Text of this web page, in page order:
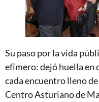
Su paso por la vida
efímero: dejó huella en
cada encuentro lleno
Centro Asturiano de